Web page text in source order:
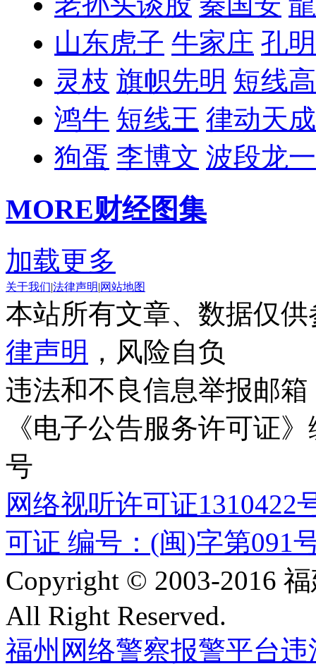
山东虎子 牛家庄 孔
灵枝 旗帜先明 短线
鸿牛 短线王 律动天成
狗蛋 李博文 波段龙一
MORE财经图集
加载更多
关于我们|法律声明|网站地图
本站所有文章、数据仅
律声明 ，风险自负
违法和不良信息举报邮箱
《电子公告服务许可证
号
网络视听许可证1310422
可证 编号：(闽)字第091
Copyright © 2003-2016
All Right Reserved.
福州网络警察报警平台违